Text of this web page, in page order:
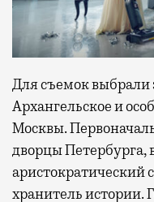
Для съемок
Архангельское и
Москвы.
дворцы Петербурга,
аристократический
хранитель истории.